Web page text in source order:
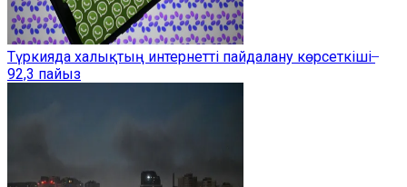
Түркияда халықтың интернетті пайдалану көрсеткіші ̶
92,3 пайыз